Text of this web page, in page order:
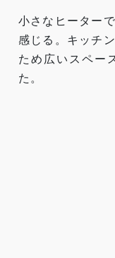
小さなヒーター
感じる。キッチ
ため広いスペー
た。